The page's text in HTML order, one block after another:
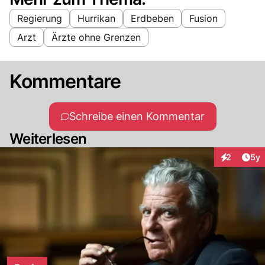
Regierung Hurrikan Erdbeben
Fusion
Arzt
Ärzte ohne Grenzen
Kommentare
Schreibe einen Kommentar
Weiterlesen
2 5y